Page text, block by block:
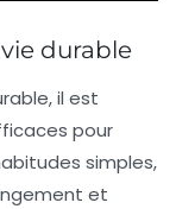
durable
il est
pour
simples,
et